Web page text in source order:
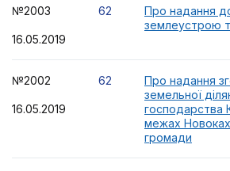
№2003
16.05.2019
62
Про надання
землеустрою
№2002
16.05.2019
62
Про надання
земельної
господарства
межах
громади